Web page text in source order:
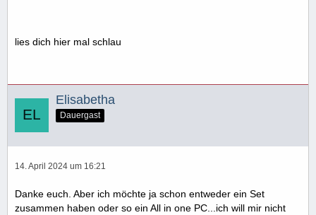
lies dich hier mal schlau
Elisabetha
Dauergast
14. April 2024 um 16:21
Danke euch. Aber ich möchte ja schon entweder ein Set
zusammen haben oder so ein All in one PC...ich will mir nicht